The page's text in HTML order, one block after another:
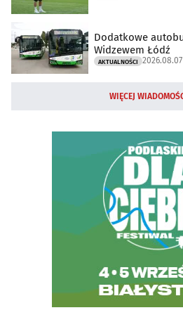
Dodatkowe
Widzewem Łódź
AKTUALNOŚCI
WIĘCEJ